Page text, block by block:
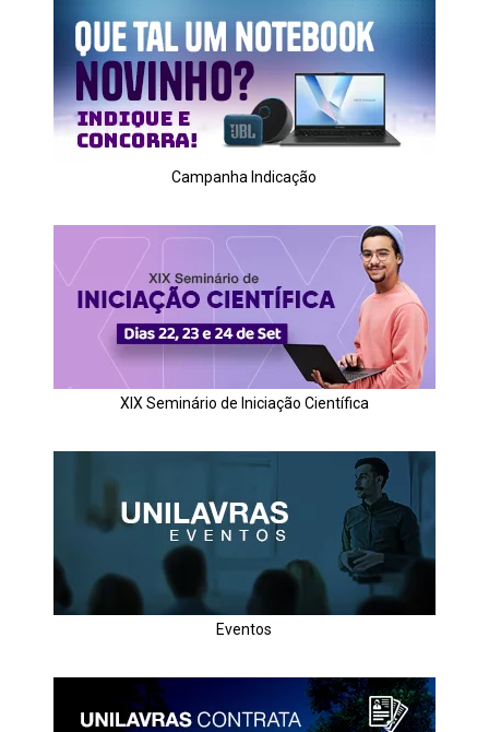
Campanha Indicação
XIX Seminário de Iniciação Científica
Eventos